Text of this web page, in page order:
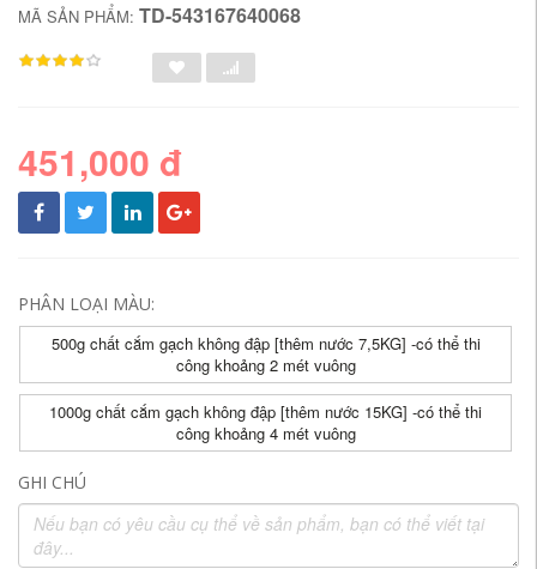
MÃ SẢN PHẨM: TD-543167640068
451,000 đ
PHÂN LOẠI MÀU:
500g chất cắm gạch không đập [thêm nước 7,5KG] -có thể thi
công khoảng 2 mét vuông
1000g chất cắm gạch không đập [thêm nước 15KG] -có thể thi
công khoảng 4 mét vuông
GHI CHÚ